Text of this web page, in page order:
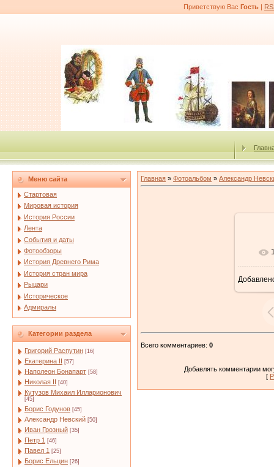
Приветствую Вас Гость |
Меню сайта
Стартовая
Мировая история
История России
Лента
События и даты
Фотообзоры
История Древнего Рима
История стран мира
Рыцари
Историческое
Адмиралы
Категории раздела
Григорий Распутин [16]
Екатерина II [57]
Наполеон Бонапарт [58]
Николая II [40]
Кутузов Михаил Илларионович
[45]
Борис Годунов [45]
Александр Невский [50]
Иван Грозный [35]
Петр 1 [46]
Павел 1 [25]
Борис Ельцин [26]
Главная » Фотоальбом » Александр
Всего комментариев: 0
Добавлять комментарии
[